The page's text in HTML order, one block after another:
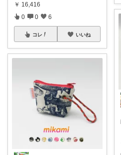
￥ 16,416
0 0 6
コレ いいね